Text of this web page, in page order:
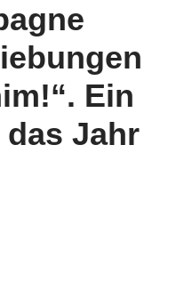
Ein
Jahr